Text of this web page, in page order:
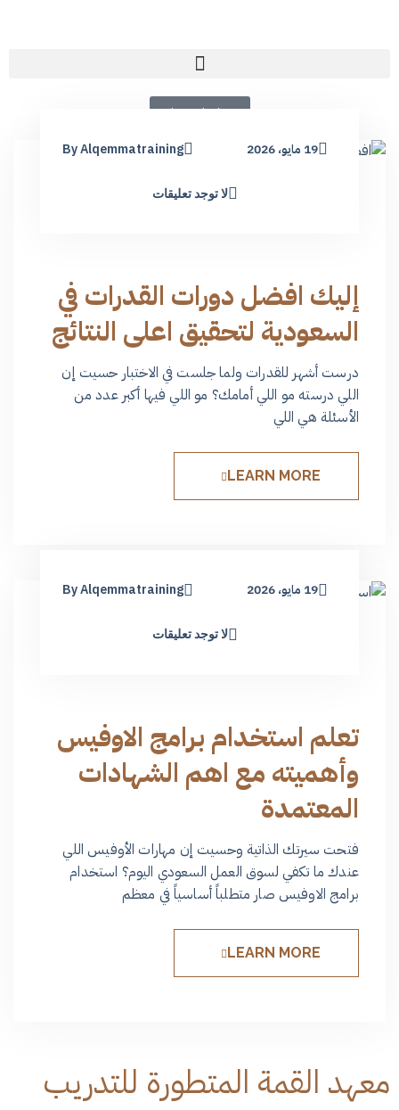
تواصل معنا
19 مايو، 2026 By Alqemmatraining
لا توجد تعليقات
إليك افضل دورات القدرات في
السعودية لتحقيق اعلي النتائج
درست أشهر للقدرات ولما جلست في الاختبار حسيت إن
اللي درسته مو اللي أمامك؟ مو اللي فيها أكبر عدد من
الأسئلة هي اللي
LEARN MORE
19 مايو، 2026 By Alqemmatraining
لا توجد تعليقات
تعلم استخدام برامج الاوفيس
وأهميته مع اهم الشهادات
المعتمدة
فتحت سيرتك الذاتية وحسيت إن مهارات الأوفيس اللي
عندك ما تكفي لسوق العمل السعودي اليوم؟ استخدام
برامج الاوفيس صار متطلباً أساسياً في معظم
LEARN MORE
معهد القمة المتطورة للتدريب